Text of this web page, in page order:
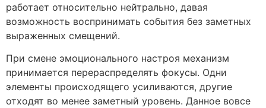
работает относительно нейтрально, давая
возможность воспринимать события без заметных
выраженных смещений.
При смене эмоционального настроя механизм
принимается перераспределять фокусы. Одни
элементы происходящего усиливаются, другие
отходят во менее заметный уровень. Данное вовсе